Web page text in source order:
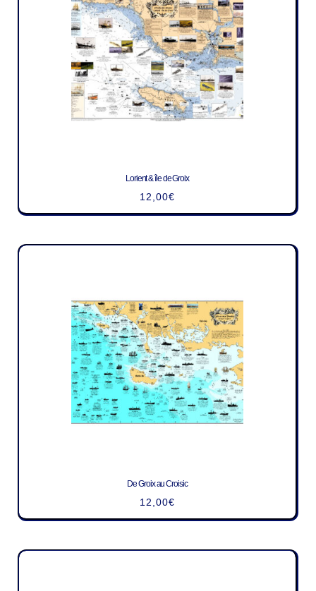
Lorient & île de Groix
12,00€
De Groix au Croisic
12,00€